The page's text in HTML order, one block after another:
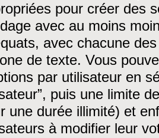
pour créer des
avec au moins
avec chacune
de texte. Vous
par utilisateur en
puis une limite
une durée illimité) et
à modifier leur